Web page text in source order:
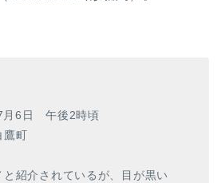
月6日 午後2時頃
鷹町
紹介されているが、目が黒い